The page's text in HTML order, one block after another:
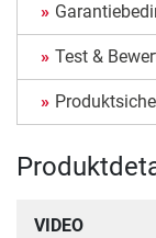
Test &
VIDEO